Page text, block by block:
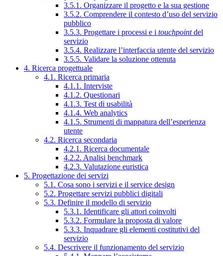
3.5.1. Organizzare il progetto e la sua gestione
3.5.2. Comprendere il contesto d’uso del servizio
pubblico
3.5.3. Progettare i processi e i touchpointdel
servizio
3.5.4. Realizzare l’interfaccia utente del servizio
3.5.5. Validare la soluzione ottenuta
4. Ricerca progettuale
4.1. Ricerca primaria
4.1.1. Interviste
4.1.2. Questionari
4.1.3. Test di usabilità
4.1.4. Web analytics
4.1.5. Strumenti di mappatura dell’esperienza
utente
4.2. Ricerca secondaria
4.2.1. Ricerca documentale
4.2.2. Analisi benchmark
4.2.3. Valutazione euristica
5. Progettazione dei servizi
5.1. Cosa sono i servizi e il service design
5.2. Progettare servizi pubblici digitali
5.3. Definire il modello di servizio
5.3.1. Identificare gli attori coinvolti
5.3.2. Formulare la proposta di valore
5.3.3. Inquadrare gli elementi costitutivi del
servizio
5.4. Descrivere il funzionamento del servizio